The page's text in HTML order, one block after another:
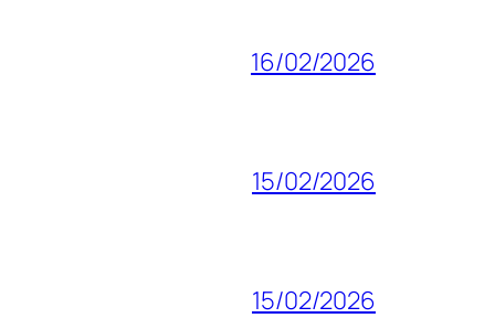
16/02/2026
15/02/2026
15/02/2026